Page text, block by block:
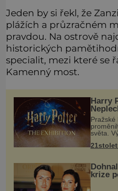
Jeden by si řekl, že
plážích a průzračném
pravdou. Na ostrově
historických
specialit, mezi které se
Kamenný most.
Harry
Pražské
světa.
krize